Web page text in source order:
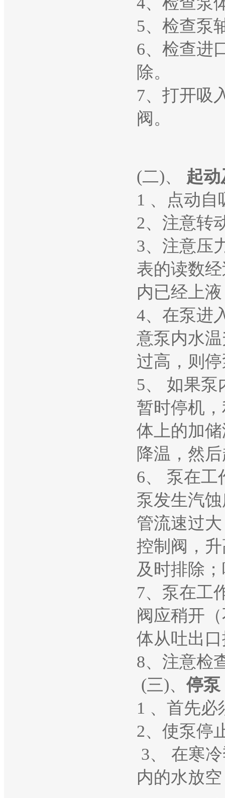
5、检查泵
6、检查进
除。
7、打开吸
阀。
(二)、
起
1 、点动
2、注意转
3、注意压
表的读数
内已经上
4、在泵进
意泵内水
过高，则
5、 如果泵
暂时停机
体上的加
降温，然
6、 泵在工
泵发生汽
管流速过
控制阀，
及时排除
7、泵在工
阀应稍开
体从吐出
8、注意检
(三)、停泵
1 、首先
2、使泵停
3、 在寒
内的水放